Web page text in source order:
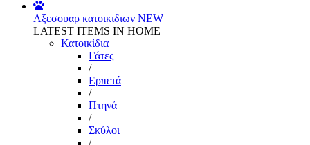
Αξεσουαρ κατοικιδιων NEW
LATEST ITEMS IN HOME
Κατοικίδια
Γάτες
/
Ερπετά
/
Πτηνά
/
Σκύλοι
/